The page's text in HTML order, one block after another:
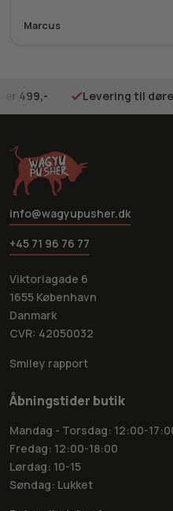
Marcus
499,- Levering til
info@wagyupusher.dk
+45 71 96 76 77
Viktoriagade 6
1655 København
Danmark
CVR: 42050032
Smiley rapport
Åbningstider butik
Mandag - Torsdag: 12:00-
Fredag: 12:00-18:00
Lørdag: 10-15
Søndag: Lukket